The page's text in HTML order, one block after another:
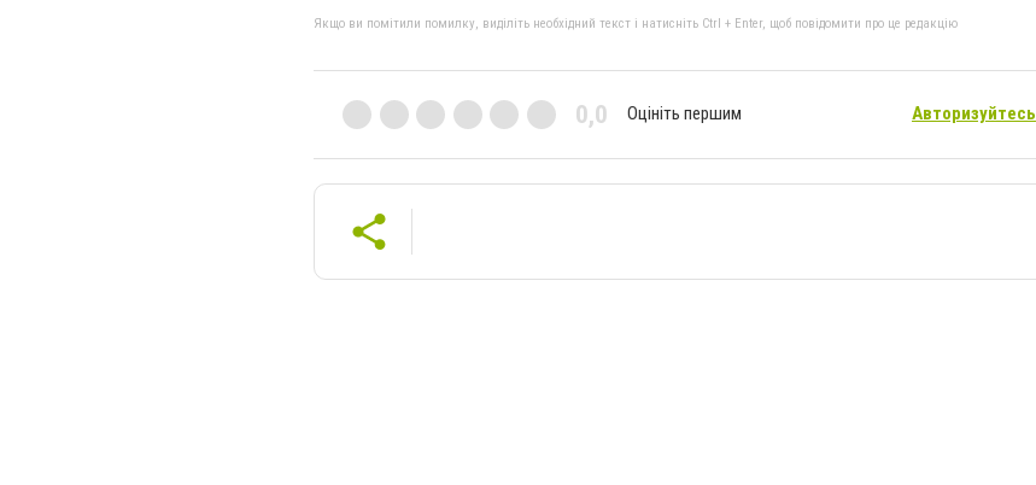
Якщо ви помітили помилку, виділіть необхідний текст і натисніть Ctrl + Enter, щоб повідомити про це редакцію
0,0 Оцініть першим Авторизуйтесь